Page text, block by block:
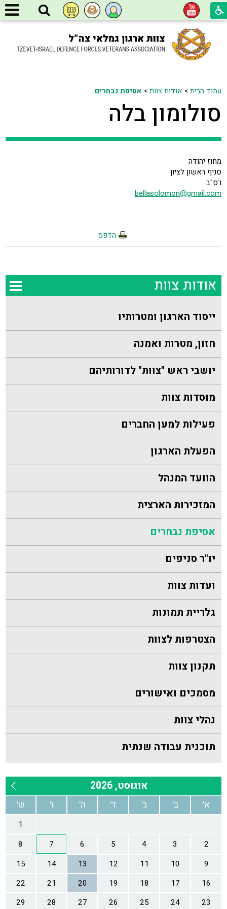
עמוד הבית> אודות צוות> אסיפת נבחרים
סולומון בלה
מחוז יהודה
סניף ראשון לציון
רס"ב
bellasolomon@gmail.com
הדפס
אודות צוות
ייסוד הארגון ומטרותיו
חזון, מטרות ואמנה
יושבי ראש "צוות" לדורותיהם
מוסדות צוות
פעילות למען החברים
הפעלת הארגון
הוועד המנהל
המזכירות הארצית
אסיפת נבחרים
יו"ר סניפים
ועדות צוות
גלריית תמונות
הצטרפות לצוות
תקנון צוות
מסמכים ואישורים
נהלי צוות
תוכנית עבודה שנתית